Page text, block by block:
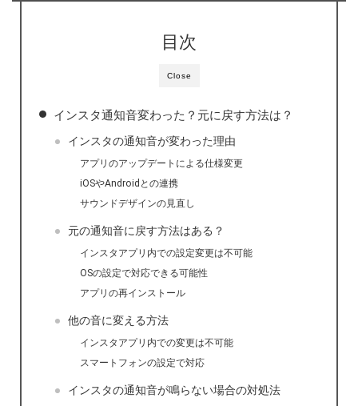
Close
目次
インスタ通知音変わった？元に戻す方法は？
インスタの通知音が変わった理由
アプリのアップデートによる仕様変更
iOSやAndroidとの連携
サウンドデザインの見直し
元の通知音に戻す方法はある？
インスタアプリ内での設定変更は不可能
OSの設定で対応できる可能性
アプリの再インストール
他の音に変える方法
インスタアプリ内での変更は不可能
スマートフォンの設定で対応
インスタの通知音が鳴らない場合の対処法